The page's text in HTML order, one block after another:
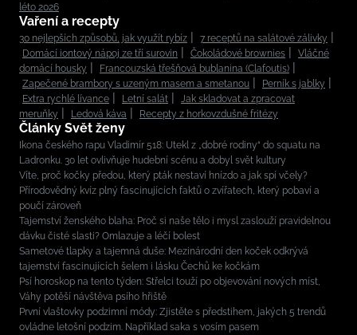
léto 2026
Vaření a recepty
30 nejlepších způsobů, jak využít rybíz
7 receptů na salátové zálivky
Domácí iontový nápoj ze tří surovin
Čokoládové brownies
Vláčné
domácí housky
Francouzská třešňová bublanina (Clafoutis)
Zapečené brambory s uzeným masem a smetanou
Perník s jablky
Extra rychlé lívance
Letní salát
Jak skladovat a zpracovat
meruňky
Ledová káva Recepty z horkovzdušné fritézy
Články Svět ženy
Ikona českého rapu Vladimír 518: Utekl z „dobré rodiny“ do squatu na
Ladronku. 30 let ovlivňuje hudební scénu a dobyl svět kultury
Víte, proč kočky předou, který pták nestaví hnízdo a jak spí včely?
Přírodovědný kvíz plný fascinujících faktů o zvířatech, který pobaví a
poučí zároveň
Tajemství ženského blaha: Proč si naše tělo i mysl zaslouží pravidelnou
dávku čisté slasti? Omlazuje a léčí bolest
Sametové tlapky a tajemná duše: Mezinárodní den koček odkrývá
tajemství fascinujících šelem i lásku Čechů ke kočkám
Psí horoskop na tento týden: Střelci touží po objevování nových míst,
Váhy potěší návštěva psího hřiště
První vlaštovky podzimní módy: Zjistěte s předstihem, jakých 5 trendů
ovládne letošní podzim. Například saka s vosím pasem